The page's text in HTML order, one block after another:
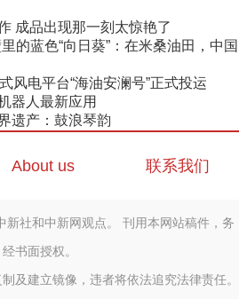
成品出现那一刻太惊艳了
的蓝色“向日葵”：在米桑油田，中国
风电平台“海油安澜号”正式投运
器人最新应用
遗产：鼓浪琴韵
About us 联系我们
新社和中新网观点。 刊用本网站稿件，务
经书面授权。
及建立镜像，违者将依法追究法律责任。